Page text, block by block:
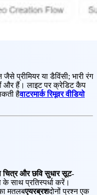
प्रीमियर या डैविंसी; भारी रंग
और हैं। लाइट पर क्रेडिट कैप
हैवाटरमार्क रिमूवर वीडियो
चित्र और छवि सुधार सूट-
साथ प्रतिस्पर्धा करें।
मतलबएयरब्रशदोनों प्रश्न एक